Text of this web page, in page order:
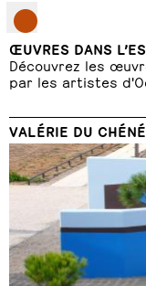
ŒUVRES DANS
Découvrez les
par les artistes
VALÉRIE DU CHÉNÉ